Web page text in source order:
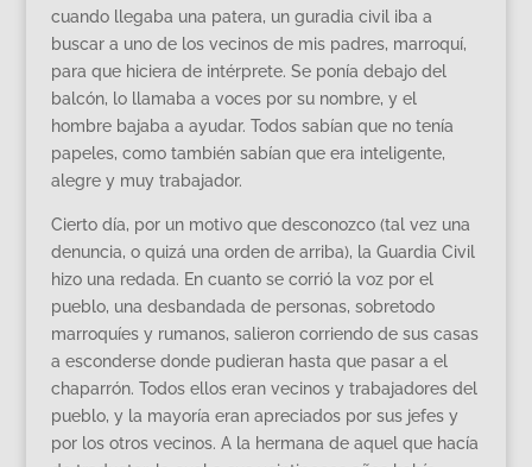
cuando llegaba una patera, un guradia civil iba a
buscar a uno de los vecinos de mis padres, marroquí,
para que hiciera de intérprete. Se ponía debajo del
balcón, lo llamaba a voces por su nombre, y el
hombre bajaba a ayudar. Todos sabían que no tenía
papeles, como también sabían que era inteligente,
alegre y muy trabajador.
Cierto día, por un motivo que desconozco (tal vez una
denuncia, o quizá una orden de arriba), la Guardia Civil
hizo una redada. En cuanto se corrió la voz por el
pueblo, una desbandada de personas, sobretodo
marroquíes y rumanos, salieron corriendo de sus casas
a esconderse donde pudieran hasta que pasar a el
chaparrón. Todos ellos eran vecinos y trabajadores del
pueblo, y la mayoría eran apreciados por sus jefes y
por los otros vecinos. A la hermana de aquel que hacía